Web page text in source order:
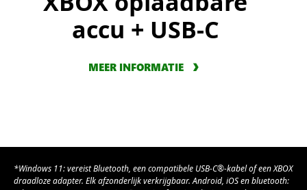
accu + USB-C
MEER INFORMATIE
*Windows 11: vereist Bluetooth, een compatibele USB-C®-kabel of een XBOX
draadloze adapter. Elk afzonderlijk verkrijgbaar. Android, iOS en bluetooth: